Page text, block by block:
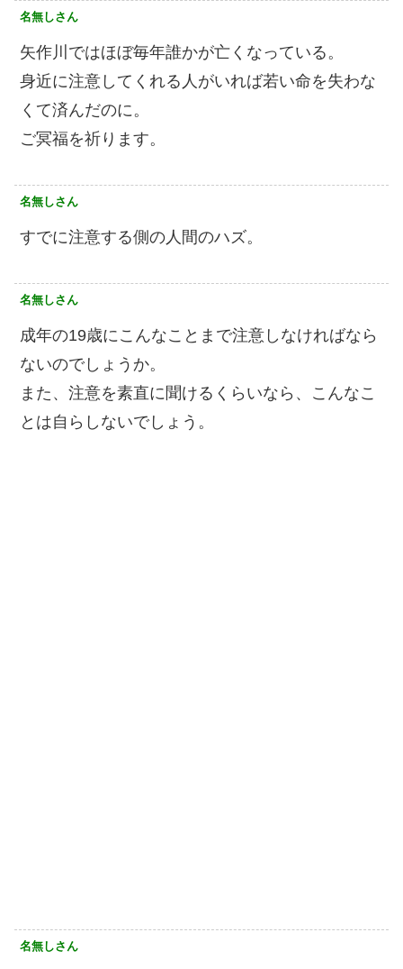
名無しさん
矢作川ではほぼ毎年誰かが亡くなっている。
身近に注意してくれる人がいれば若い命を失わな
くて済んだのに。
ご冥福を祈ります。
名無しさん
すでに注意する側の人間のハズ。
名無しさん
成年の19歳にこんなことまで注意しなければなら
ないのでしょうか。
また、注意を素直に聞けるくらいなら、こんなこ
とは自らしないでしょう。
名無しさん